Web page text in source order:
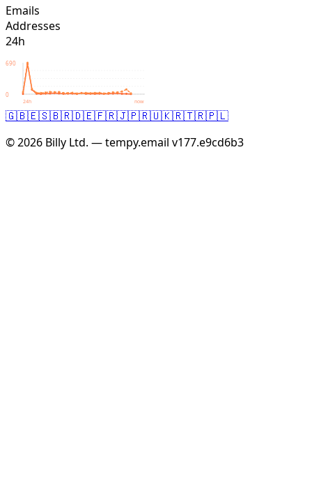
Emails
Addresses
24h
690
0
24h now
🇬🇧🇪🇸🇧🇷🇩🇪🇫🇷🇯🇵🇷🇺🇰🇷🇹🇷🇵🇱
© 2026 Billy Ltd. — tempy.email v177.e9cd6b3